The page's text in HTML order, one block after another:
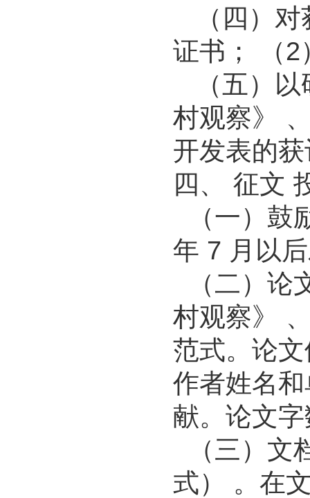
（四）对
证书； （2
（五）以
村观察》
开发表的
四、 征文
（一）鼓
年 7 月以
（二）论
村观察》
范式。论
作者姓名
献。论文
（三）文
式） 。在